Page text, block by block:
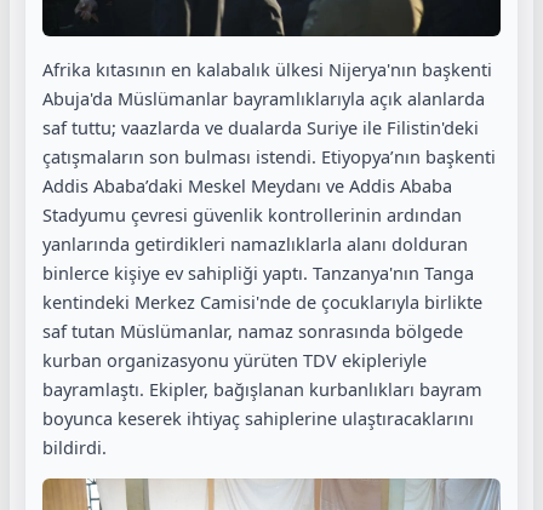
Afrika kıtasının en kalabalık ülkesi Nijerya'nın başkenti
Abuja'da Müslümanlar bayramlıklarıyla açık alanlarda
saf tuttu; vaazlarda ve dualarda Suriye ile Filistin'deki
çatışmaların son bulması istendi. Etiyopya’nın başkenti
Addis Ababa’daki Meskel Meydanı ve Addis Ababa
Stadyumu çevresi güvenlik kontrollerinin ardından
yanlarında getirdikleri namazlıklarla alanı dolduran
binlerce kişiye ev sahipliği yaptı. Tanzanya'nın Tanga
kentindeki Merkez Camisi'nde de çocuklarıyla birlikte
saf tutan Müslümanlar, namaz sonrasında bölgede
kurban organizasyonu yürüten TDV ekipleriyle
bayramlaştı. Ekipler, bağışlanan kurbanlıkları bayram
boyunca keserek ihtiyaç sahiplerine ulaştıracaklarını
bildirdi.